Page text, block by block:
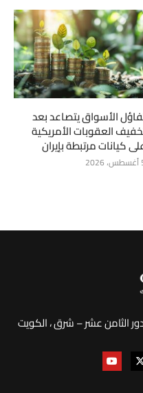
الأسواق يتصاعد بعد
العقوبات الأمريكية
كيانات مرتبطة بإيران
الثامن عشر – شرق ، الكويت